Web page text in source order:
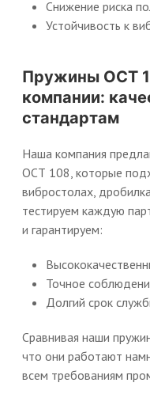
Снижение риска
Устойчивость к
Пружины ОСТ
компании:
стандартам
Наша компания
ОСТ 108, которые
вибростолах,
тестируем каждую
и гарантируем:
Точное
Долгий срок
Сравнивая наши
что они работают
всем требованиям